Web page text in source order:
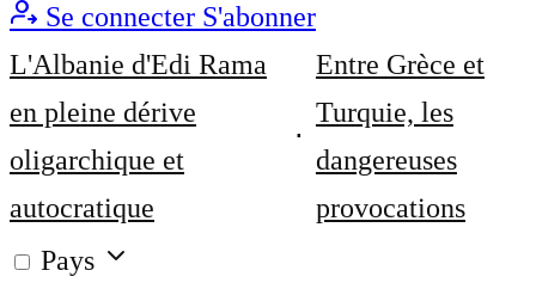
Se connecter S'abonner
L'Albanie d'Edi Rama
en pleine dérive
oligarchique et
autocratique
Entre Grèce et
Turquie, les
dangereuses
provocations
Pays